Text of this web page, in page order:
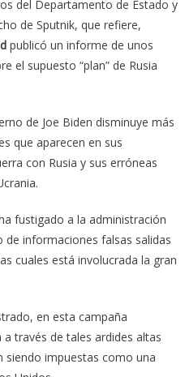
del Departamento de Estado y
de Sputnik, que refiere,
publicó un informe de unos
el supuesto “plan” de Rusia
de Joe Biden disminuye más
que aparecen en sus
con Rusia y sus erróneas
fustigado a la administración
de informaciones falsas salidas
cuales está involucrada la gran
en esta campaña
través de tales ardides altas
siendo impuestas como una